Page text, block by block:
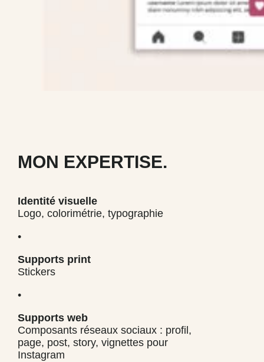
MON EXPERTISE.
Identité visuelle
Logo, colorimétrie, typographie
•
Supports print
Stickers
•
Supports web
Composants réseaux sociaux : profil,
page, post, story, vignettes pour
Instagram